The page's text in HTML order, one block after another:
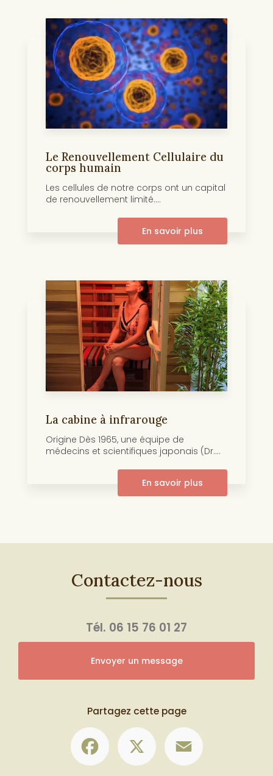
Le Renouvellement Cellulaire du
corps humain
Les cellules de notre corps ont un capital
de renouvellement limité....
En savoir plus
La cabine à infrarouge
Origine Dès 1965, une équipe de
médecins et scientifiques japonais (Dr....
En savoir plus
Contactez-nous
Tél. 06 15 76 01 27
Envoyer un message
Partagez cette page
Facebook